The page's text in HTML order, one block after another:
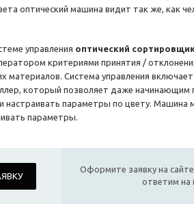
оптический машина видит так же, как
управления оптический
критериями принятия /
материалов. Система управления
который позволяет даже
настраивать параметры по цвету.
параметры.
Оформите заявку на
ответим на